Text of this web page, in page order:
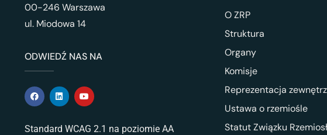
00-246 Warszawa
ul. Miodowa 14
ODWIEDŹ NAS NA
Standard WCAG 2.1 na poziomie AA
O ZRP
Struktura
Organy
Komisje
Reprezentacja
Ustawa o rzemiośle
Statut Związku